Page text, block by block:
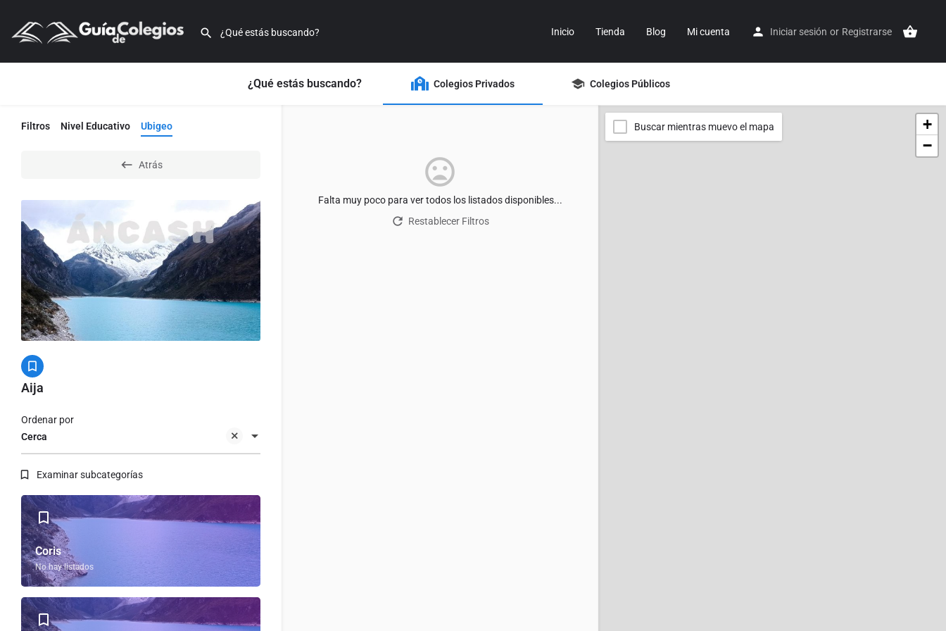
Inicio Tienda Blog Mi cuenta Iniciar sesión or Registrarse
¿Qué estás buscando? Colegios Privados Colegios Públicos
Filtros Nivel Educativo Ubigeo
Atrás
Aija
Cerca
Ordenar por
Examinar subcategorías
Coris
No hay listados
Falta muy poco para ver todos los listados disponibles...
Restablecer Filtros
+
−
Buscar mientras muevo el mapa